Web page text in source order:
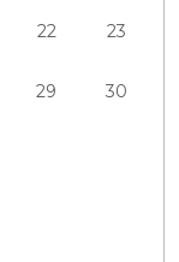
22 23
29 30